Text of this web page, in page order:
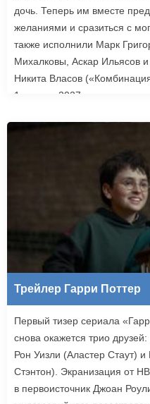
дочь. Теперь им вместе
желаниями и сразиться с
также исполнили Марк
Михалковы, Аскар Ильясов
Никита Власов
1 января 2027 года.
Трейлер Гарри Поттер
Первый тизер сериала
снова окажется трио
Рон Уизли (Аластер Стаут)
Стэнтон). Экранизация от
в первоисточник Джоан